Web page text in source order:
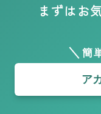
まずはお
簡
ア